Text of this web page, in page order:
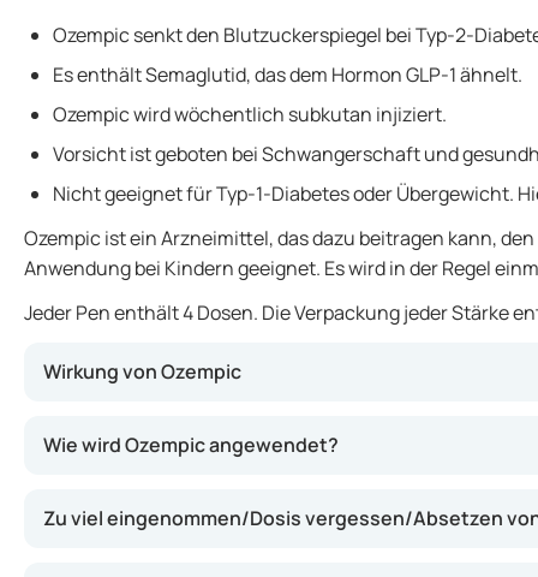
Ozempic senkt den Blutzuckerspiegel bei Typ-2-
Es enthält Semaglutid, das dem Hormon GLP-1 ähnelt.
Ozempic wird wöchentlich subkutan injiziert.
Vorsicht ist geboten bei Schwangerschaft und
Nicht geeignet für Typ-1-Diabetes oder Übergewicht.
Ozempic ist ein Arzneimittel, das dazu beitragen kann,
Anwendung bei Kindern geeignet. Es wird in der Regel
Jeder Pen enthält 4 Dosen. Die Verpackung jeder Stärke
Wirkung von Ozempic
Wie wird Ozempic angewendet?
Zu viel eingenommen/Dosis vergessen/Absetzen